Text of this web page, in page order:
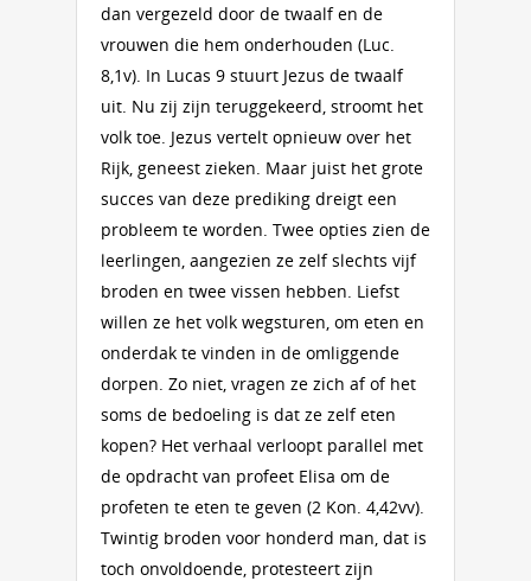
dan vergezeld door de twaalf en de
vrouwen die hem onderhouden (Luc.
8,1v). In Lucas 9 stuurt Jezus de twaalf
uit. Nu zij zijn teruggekeerd, stroomt het
volk toe. Jezus vertelt opnieuw over het
Rijk, geneest zieken. Maar juist het grote
succes van deze prediking dreigt een
probleem te worden. Twee opties zien de
leerlingen, aangezien ze zelf slechts vijf
broden en twee vissen hebben. Liefst
willen ze het volk wegsturen, om eten en
onderdak te vinden in de omliggende
dorpen. Zo niet, vragen ze zich af of het
soms de bedoeling is dat ze zelf eten
kopen? Het verhaal verloopt parallel met
de opdracht van profeet Elisa om de
profeten te eten te geven (2 Kon. 4,42vv).
Twintig broden voor honderd man, dat is
toch onvoldoende, protesteert zijn